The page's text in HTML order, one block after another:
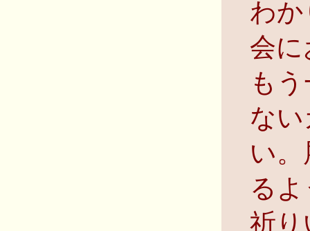
わ
会
も
な
い
る
祈り